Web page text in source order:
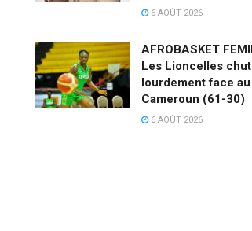
6 AOÛT 2026
AFROBASKET
Les Lioncelles
lourdement face au
Cameroun (61-30)
6 AOÛT 2026